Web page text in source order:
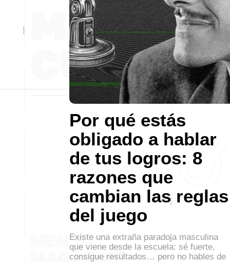
Por qué estás
obligado a hablar
de tus logros: 8
razones que
cambian las reglas
del juego
Existe una extraña paradoja masculina
que viene desde la escuela: sé fuerte,
consigue resultados… pero no hables de